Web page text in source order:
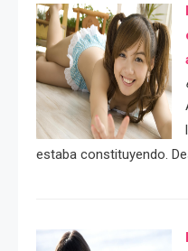
estaba constituyendo.